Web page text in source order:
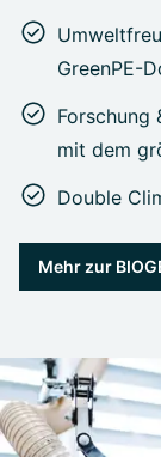
GreenPE-
Forschung
mit dem
Double
Mehr zur